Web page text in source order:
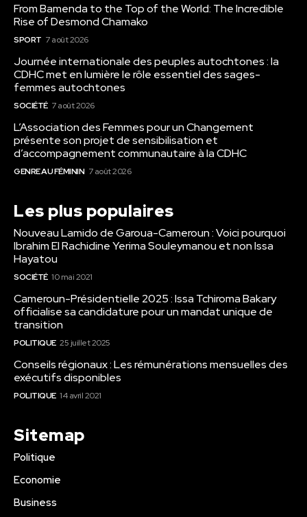
From Bamenda to the Top of the World: The Incredible
Rise of Desmond Chamako
SPORT 7 août 2026
Journée internationale des peuples autochtones : la
CDHC met en lumière le rôle essentiel des sages-
femmes autochtones
SOCIÉTÉ 7 août 2026
L’Association des Femmes pour un Changement
présente son projet de sensibilisation et
d’accompagnement communautaire à la CDHC
GENRE AU FÉMININ 7 août 2026
Les plus populaires
Nouveau Lamido de Garoua-Cameroun : Voici pourquoi
Ibrahim El Rachidine Yerima Souleymanou et non Issa
Hayatou
SOCIÉTÉ 10 mai 2021
Cameroun-Présidentielle 2025 : Issa Tchiroma Bakary
officialise sa candidature pour un mandat unique de
transition
POLITIQUE 25 juillet 2025
Conseils régionaux : Les rémunérations mensuelles des
exécutifs disponibles
POLITIQUE 14 avril 2021
Sitemap
Politique
Economie
Business